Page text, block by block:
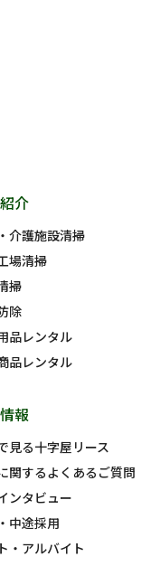
介
介護施設清掃
場清掃
掃
除
品レンタル
品レンタル
報
見る十字屋リース
関するよくあるご質問
ンタビュー
中途採用
・アルバイト